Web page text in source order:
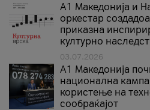
А1 Македонија и
оркестар
приказна
културно
03.07.2026
A1 Македонија
национална
користење на
сообраќајот